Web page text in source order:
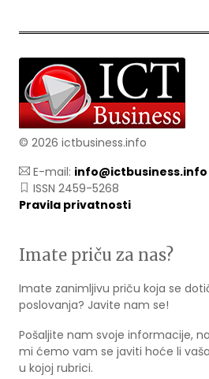
© 2026 ictbusiness.info
E-mail: info@ictbusiness.info
ISSN 2459-5268
Pravila privatnosti
Imate priču za nas?
Imate zanimljivu priču koja se
poslovanja? Javite nam se!
Pošaljite nam svoje informacije,
mi ćemo vam se javiti hoće li
u kojoj rubrici.